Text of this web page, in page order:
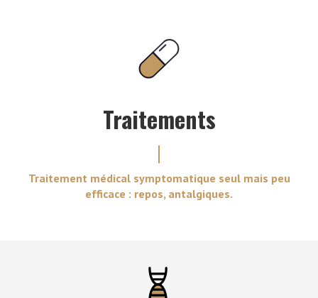
Traitements
Traitement médical symptomatique seul mais peu
efficace : repos, antalgiques.